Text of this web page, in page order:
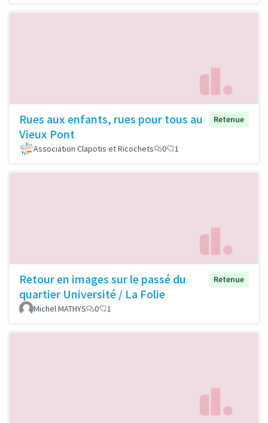
Rues aux enfants, rues pour tous au
Vieux Pont
Retenue
Association Clapotis et Ricochets 0 1
Retour en images sur le passé du
quartier Université / La Folie
Retenue
Michel MATHYS 0 1